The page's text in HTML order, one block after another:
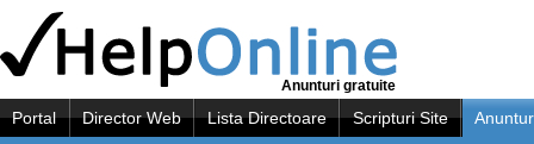
Anunturi gratuite
Portal Director Web Lista Directoare Scripturi Site